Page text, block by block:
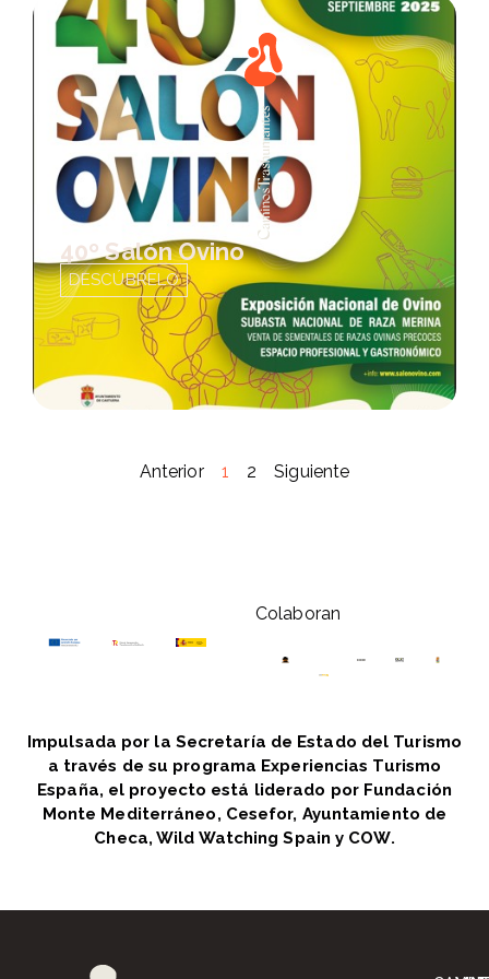
40º Salón Ovino
DESCÚBRELO
Anterior 1 2 Siguiente
Colaboran
Impulsada por la Secretaría de Estado del Turismo
a través de su programa Experiencias Turismo
España, el proyecto está liderado por Fundación
Monte Mediterráneo, Cesefor, Ayuntamiento de
Checa, Wild Watching Spain y COW.